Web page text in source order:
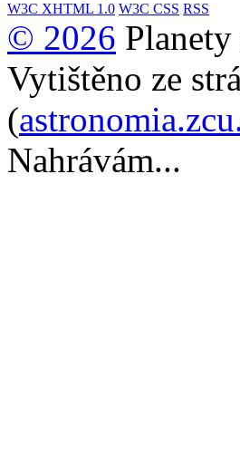
W3C XHTML 1.0 W3C CSS RSS
© 2026
Vytištěno ze
(
Nahrávám...